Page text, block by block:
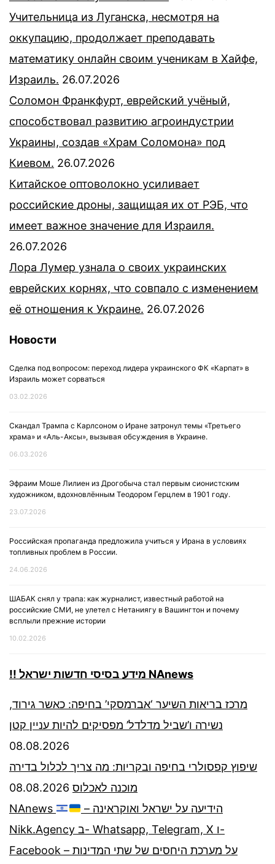
Учительница из Луганска, несмотря на
оккупацию, продолжает преподавать
математику онлайн своим ученикам в Хайфе,
Израиль. 26.07.2026
Соломон Франкфурт, еврейский учёный,
способствовал развитию агроиндустрии
Украины, создав «Храм Соломона» под
Киевом. 26.07.2026
Китайское оптоволокно усиливает
российские дроны, защищая их от РЭБ, что
имеет важное значение для Израиля.
26.07.2026
Лора Лумер узнала о своих украинских
еврейских корнях, что совпало с изменением
её отношения к Украине. 26.07.2026
Новости
Сделка под вопросом: переход лидера украинского ФК «Карпат» в
Израиль может сорваться
03.02.2026
Скандал Трампа с Карлсоном о Иране затронул темы «Третьего
храма» и «Аль-Аксы», вызывая обсуждения в Украине.
06.03.2026
Эфраим Моше Лилиен из Дрогобыча стал первым сионистским
художником, вдохновлённым Теодором Герцлем в 1901 году.
23.07.2026
Российская пропаганда предложила учиться у Ирана в условиях
топливных проблем в России.
24.06.2026
ШАБАК снял у трапа: как журналист, известный работой на
российские СМИ, не улетел с Нетаниягу в Вашингтон и почему
всплыли прежние истории
10.02.2026
!! מידע בסיסי חדשות ישראל NAnews
מרכז בריאות השיער ‘אברמסקי’ בחיפה: כאשר גירוד,
נשירה ו’שביל מדלדל’ מפסיקים להיות עניין קטן
08.08.2026
שיפוץ קפסולרי בחיפה ובקריות: מה צריך לכלול בדירה
מוכנה לאכלוס 08.08.2026
NAnews
– הידיעה על ישראל ואוקראינה
Nikk.Agency ב- Whatsapp, Telegram, X ו-
Facebook – על מערכת היחסים של שתי המדינות